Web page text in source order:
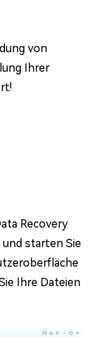
von
Ihrer
Recovery
und starten Sie
Ihre Dateien